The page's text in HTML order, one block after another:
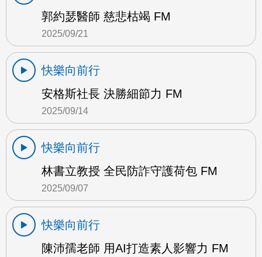
郭約瑟醫師 慈悲枯竭 FM
2025/09/21
快樂向前行
安格斯社長 決勝細節力 FM
2025/09/14
快樂向前行
林書立教授 全民防詐守護荷包 FM
2025/09/07
快樂向前行
陳沛孺老師 用AI打造素人影響力 FM